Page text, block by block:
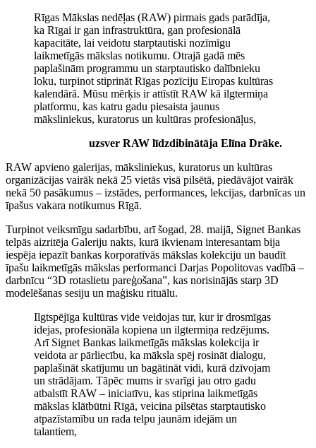
Rīgas Mākslas nedēļas (RAW) pirmais gads parādīja,
ka Rīgai ir gan infrastruktūra, gan profesionālā
kapacitāte, lai veidotu starptautiski nozīmīgu
laikmetīgās mākslas notikumu. Otrajā gadā mēs
paplašinām programmu un starptautisko dalībnieku
loku, turpinot stiprināt Rīgas pozīciju Eiropas kultūras
kalendārā. Mūsu mērķis ir attīstīt RAW kā ilgtermiņa
platformu, kas katru gadu piesaista jaunus
māksliniekus, kuratorus un kultūras profesionāļus,
uzsver RAW līdzdibinātāja Elīna Drāke.
RAW apvieno galerijas, māksliniekus, kuratorus un kultūras
organizācijas vairāk nekā 25 vietās visā pilsētā, piedāvājot vairāk
nekā 50 pasākumus – izstādes, performances, lekcijas, darbnīcas un
īpašus vakara notikumus Rīgā.
Turpinot veiksmīgu sadarbību, arī šogad, 28. maijā, Signet Bankas
telpās aizritēja Galeriju nakts, kurā ikvienam interesantam bija
iespēja iepazīt bankas korporatīvās mākslas kolekciju un baudīt
īpašu laikmetīgās mākslas performanci Darjas Popolitovas vadībā –
darbnīcu “3D rotaslietu pareģošana”, kas norisinājās starp 3D
modelēšanas sesiju un maģisku rituālu.
Ilgtspējīga kultūras vide veidojas tur, kur ir drosmīgas
idejas, profesionāla kopiena un ilgtermiņa redzējums.
Arī Signet Bankas laikmetīgās mākslas kolekcija ir
veidota ar pārliecību, ka māksla spēj rosināt dialogu,
paplašināt skatījumu un bagātināt vidi, kurā dzīvojam
un strādājam. Tāpēc mums ir svarīgi jau otro gadu
atbalstīt RAW – iniciatīvu, kas stiprina laikmetīgās
mākslas klātbūtni Rīgā, veicina pilsētas starptautisko
atpazīstamību un rada telpu jaunām idejām un
talantiem,